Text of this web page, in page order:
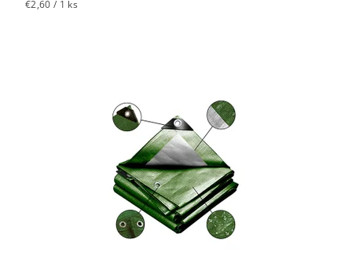
€2,60 / 1 ks